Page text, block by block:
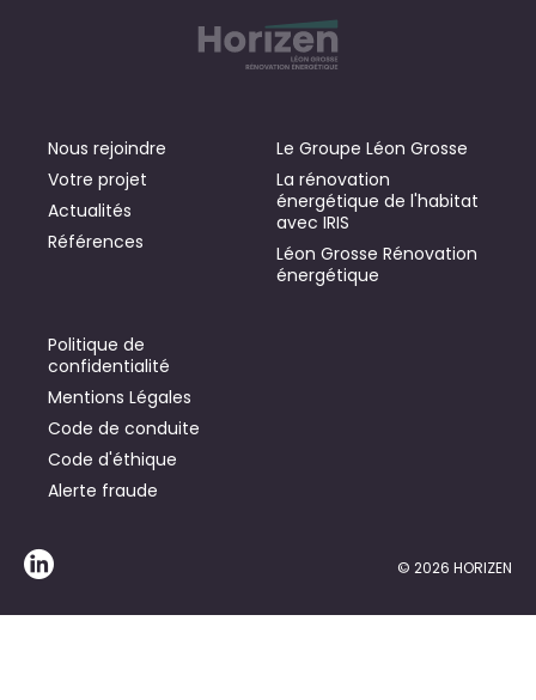
Nous rejoindre
Votre projet
Actualités
Références
Le Groupe Léon Grosse
La rénovation
énergétique de l'habitat
avec IRIS
Léon Grosse Rénovation
énergétique
Politique de
confidentialité
Mentions Légales
Code de conduite
Code d'éthique
Alerte fraude
© 2026 HORIZEN